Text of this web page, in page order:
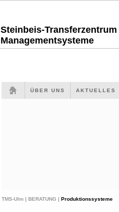
Steinbeis-Transferzentrum
Managementsysteme
ÜBER UNS AKTUELLES
TMS-Ulm | BERATUNG | Produktionssysteme